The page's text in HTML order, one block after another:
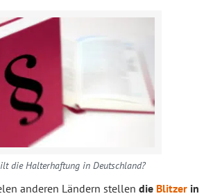
die Halterhaftung in Deutschland?
anderen Ländern stellen die Blitzer in